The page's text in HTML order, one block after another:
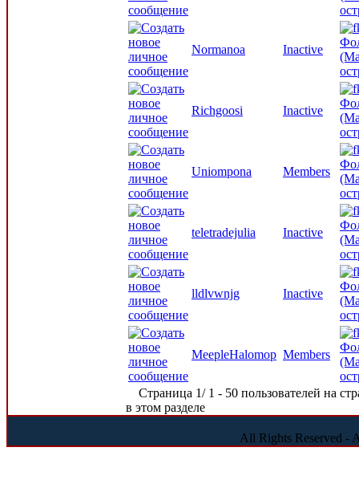
Normanoa Inactive
Richgoosi Inactive
Uniompona Members
teletradejulia Inactive
lldlvwnjg Inactive
MeepleHalomop Members
Страница 1/ 1 - 50 пользователей на
в этом разделе
All Rights Reserved -